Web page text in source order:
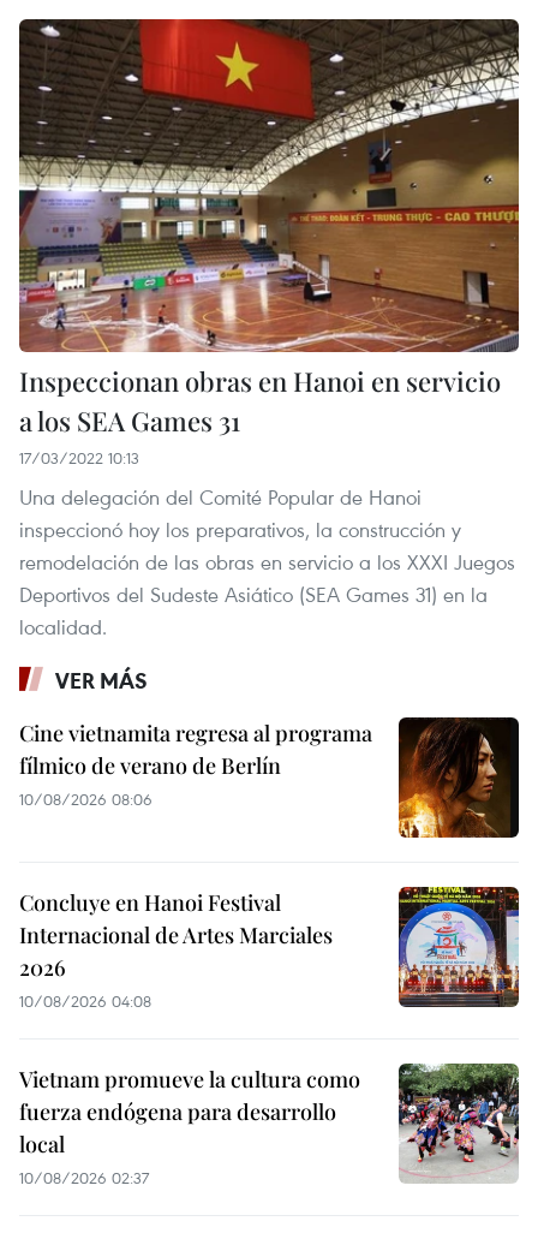
Inspeccionan obras en Hanoi en servicio
a los SEA Games 31
17/03/2022 10:13
Una delegación del Comité Popular de Hanoi
inspeccionó hoy los preparativos, la construcción y
remodelación de las obras en servicio a los XXXI Juegos
Deportivos del Sudeste Asiático (SEA Games 31) en la
localidad.
VER MÁS
Cine vietnamita regresa al programa
fílmico de verano de Berlín
10/08/2026 08:06
Concluye en Hanoi Festival
Internacional de Artes Marciales
2026
10/08/2026 04:08
Vietnam promueve la cultura como
fuerza endógena para desarrollo
local
10/08/2026 02:37